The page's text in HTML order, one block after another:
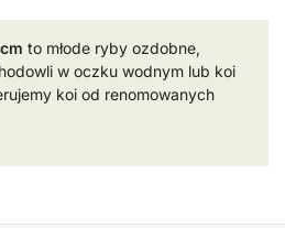
to młode ryby ozdobne,
w oczku wodnym lub koi
koi od renomowanych